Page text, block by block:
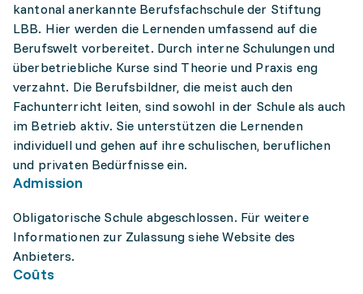
kantonal anerkannte Berufsfachschule der Stiftung
LBB. Hier werden die Lernenden umfassend auf die
Berufswelt vorbereitet. Durch interne Schulungen und
überbetriebliche Kurse sind Theorie und Praxis eng
verzahnt. Die Berufsbildner, die meist auch den
Fachunterricht leiten, sind sowohl in der Schule als auch
im Betrieb aktiv. Sie unterstützen die Lernenden
individuell und gehen auf ihre schulischen, beruflichen
und privaten Bedürfnisse ein.
Admission
Obligatorische Schule abgeschlossen. Für weitere
Informationen zur Zulassung siehe Website des
Anbieters.
Coûts